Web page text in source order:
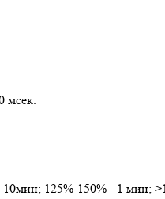
мсек.
10мин; 125%-150% - 1 мин;